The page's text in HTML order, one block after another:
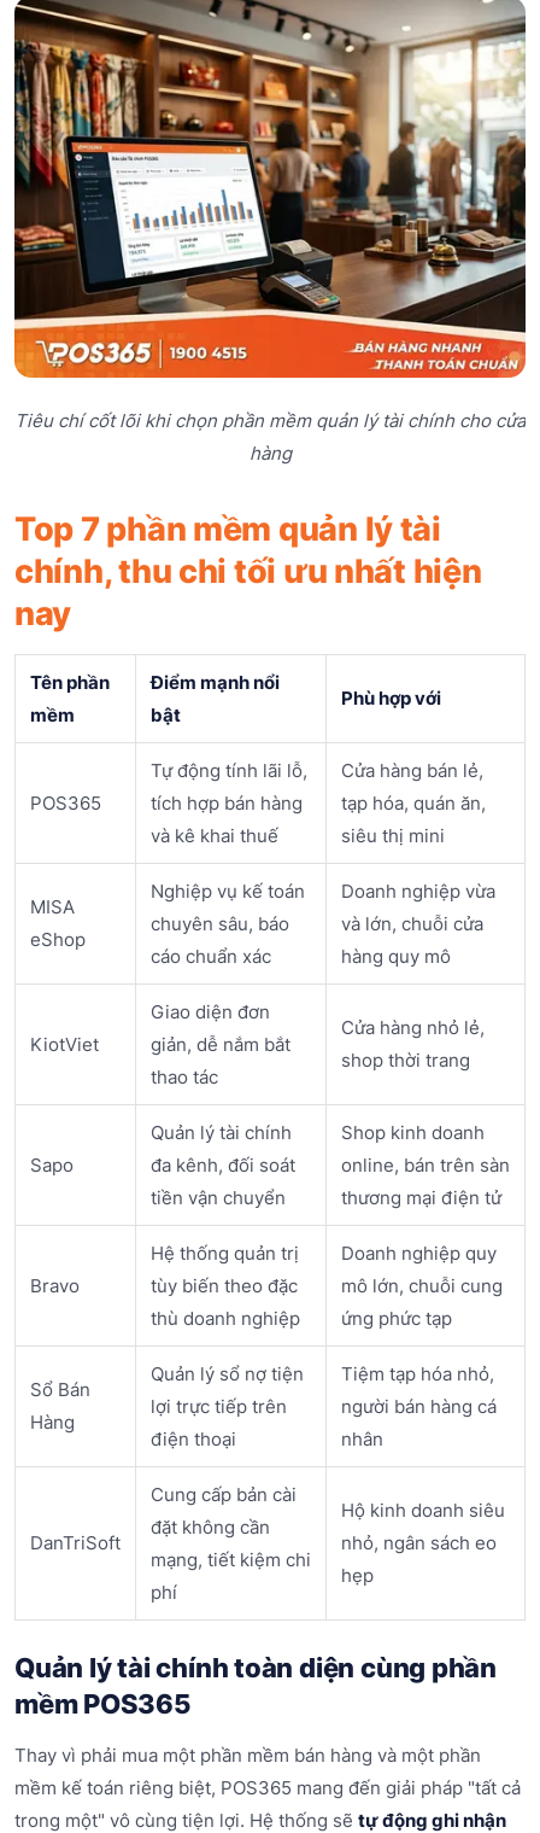
Tiêu chí cốt lõi khi chọn phần mềm quản lý tài chính cho cửa
hàng
Top 7 phần mềm quản lý tài
chính, thu chi tối ưu nhất hiện
nay
Tên phần
mềm
Điểm mạnh nổi
bật
Phù hợp với
POS365
Tự động tính lãi lỗ,
tích hợp bán hàng
và kê khai thuế
Cửa hàng bán lẻ,
tạp hóa, quán ăn,
siêu thị mini
MISA
eShop
Nghiệp vụ kế toán
chuyên sâu, báo
cáo chuẩn xác
Doanh nghiệp vừa
và lớn, chuỗi cửa
hàng quy mô
KiotViet
Giao diện đơn
giản, dễ nắm bắt
thao tác
Cửa hàng nhỏ lẻ,
shop thời trang
Sapo
Quản lý tài chính
đa kênh, đối soát
tiền vận chuyển
Shop kinh doanh
online, bán trên sàn
thương mại điện tử
Bravo
Hệ thống quản trị
tùy biến theo đặc
thù doanh nghiệp
Doanh nghiệp quy
mô lớn, chuỗi cung
ứng phức tạp
Sổ Bán
Hàng
Quản lý sổ nợ tiện
lợi trực tiếp trên
điện thoại
Tiệm tạp hóa nhỏ,
người bán hàng cá
nhân
DanTriSoft
Cung cấp bản cài
đặt không cần
mạng, tiết kiệm chi
phí
Hộ kinh doanh siêu
nhỏ, ngân sách eo
hẹp
Quản lý tài chính toàn diện cùng phần
mềm POS365
Thay vì phải mua một phần mềm bán hàng và một phần
mềm kế toán riêng biệt, POS365 mang đến giải pháp "tất cả
trong một" vô cùng tiện lợi. Hệ thống sẽ tự động ghi nhận